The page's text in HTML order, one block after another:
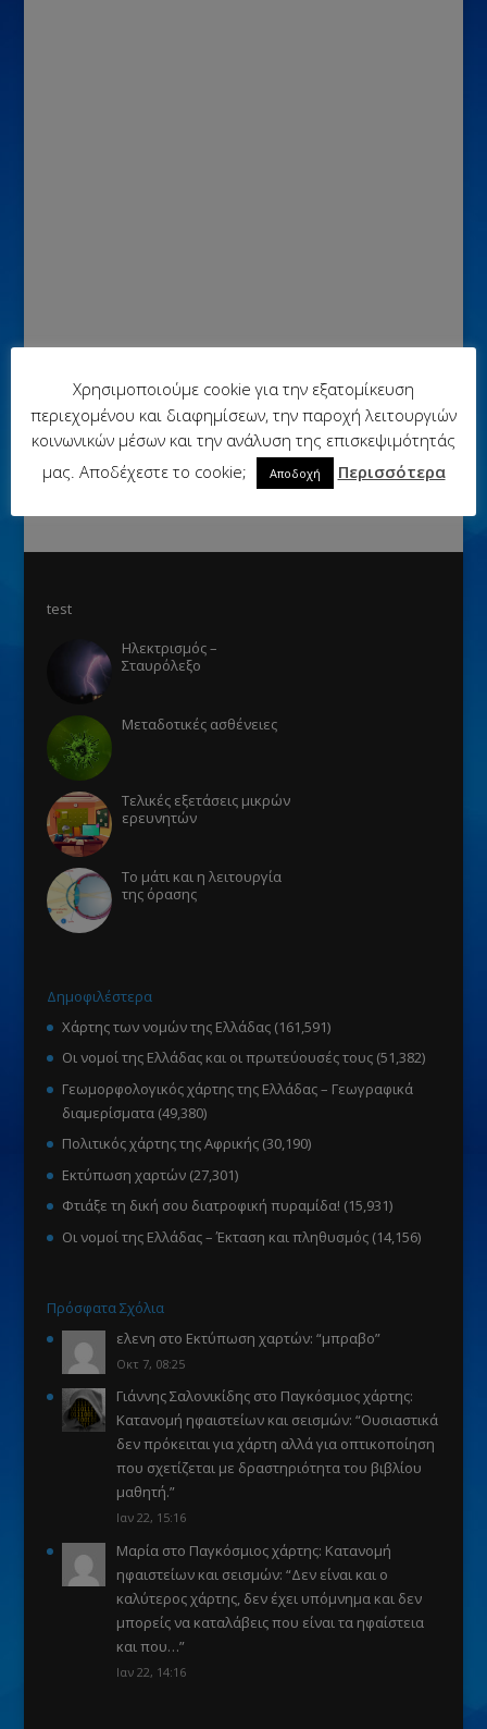
test
Ηλεκτρισμός –
Σταυρόλεξο
Μεταδοτικές ασθένειες
Τελικές εξετάσεις μικρών
ερευνητών
Το μάτι και η λειτουργία
της όρασης
Δημοφιλέστερα
Χάρτης των νομών της Ελλάδας (161,591)
Οι νομοί της Ελλάδας και οι πρωτεύουσές τους (51,382)
Γεωμορφολογικός χάρτης της Ελλάδας – Γεωγραφικά
διαμερίσματα (49,380)
Πολιτικός χάρτης της Αφρικής (30,190)
Εκτύπωση χαρτών (27,301)
Φτιάξε τη δική σου διατροφική πυραμίδα! (15,931)
Οι νομοί της Ελλάδας – Έκταση και πληθυσμός (14,156)
Πρόσφατα Σχόλια
ελενη στο Εκτύπωση χαρτών: “μπραβο”
Οκτ 7, 08:25
Γιάννης Σαλονικίδηςστο Παγκόσμιος χάρτης:
Κατανομή ηφαιστείων και σεισμών: “Ουσιαστικά
δεν πρόκειται για χάρτη αλλά για οπτικοποίηση
που σχετίζεται με δραστηριότητα του βιβλίου
μαθητή.”
Ιαν 22, 15:16
Μαρίαστο Παγκόσμιος χάρτης: Κατανομή
ηφαιστείων και σεισμών: “Δεν είναι και ο
καλύτερος χάρτης, δεν έχει υπόμνημα και δεν
μπορείς να καταλάβεις που είναι τα ηφαίστεια
και που…”
Ιαν 22, 14:16
Χρησιμοποιούμε cookie για την εξατομίκευση
περιεχομένου και διαφημίσεων, την παροχή λειτουργιών
κοινωνικών μέσων και την ανάλυση της επισκεψιμότητάς
μας. Αποδέχεστε το cookie;
Αποδοχή Περισσότερα